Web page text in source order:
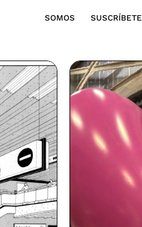
SOMOS SUSCRÍBETE